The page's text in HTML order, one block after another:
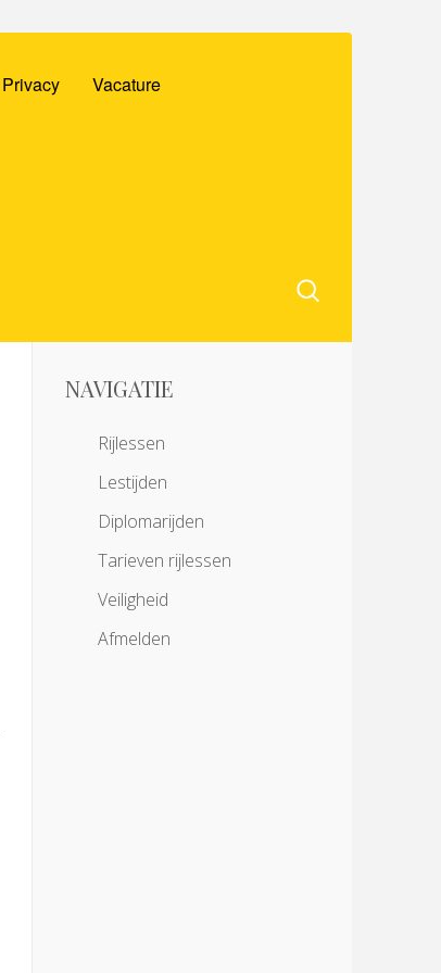
Privacy Vacature
NAVIGATIE
Rijlessen
Lestijden
Diplomarijden
Tarieven rijlessen
Veiligheid
Afmelden